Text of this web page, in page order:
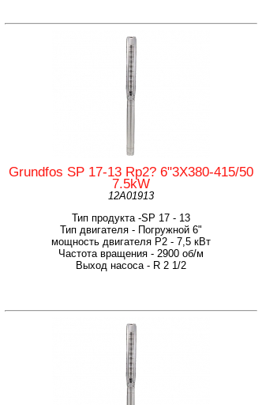
Grundfos SP 17-13 Rp2? 6"3X380-415/50
7.5kW
12A01913
Тип продукта -SP 17 - 13
Тип двигателя - Погружной 6"
мощность двигателя Р2 - 7,5 кВт
Частота вращения - 2900 об/м
Выход насоса - R 2 1/2